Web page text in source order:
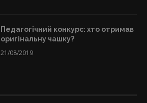
Педагогічний конкурс: хто отримав
оригінальну чашку?
21/08/2019